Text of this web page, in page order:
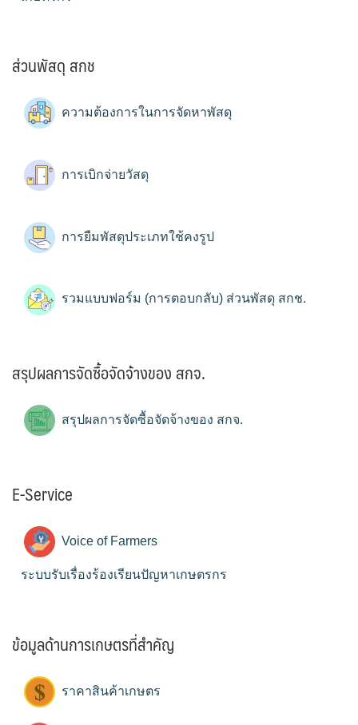
ส่วนพัสดุ สกช
ความต้องการในการจัดหาพัสดุ
การเบิกจ่ายวัสดุ
การยืมพัสดุประเภทใช้คงรูป
รวมแบบฟอร์ม (การตอบกลับ) ส่วนพัสดุ สกช.
สรุปผลการจัดซื้อจัดจ้างของ สกจ.
สรุปผลการจัดซื้อจัดจ้างของ สกจ.
E-Service
Voice of Farmers
ระบบรับเรื่องร้องเรียนปัญหาเกษตรกร
ข้อมูลด้านการเกษตรที่สำคัญ
ราคาสินค้าเกษตร